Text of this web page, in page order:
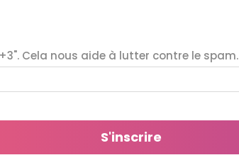
Cela nous aide à lutter contre le spam.